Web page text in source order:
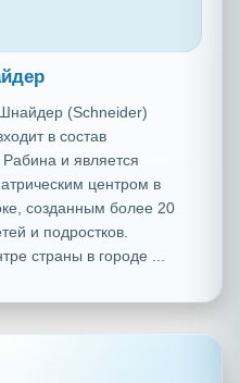
(Schneider)
в состав
и является
центром в
созданным более 20
и подростков.
страны в городе ...